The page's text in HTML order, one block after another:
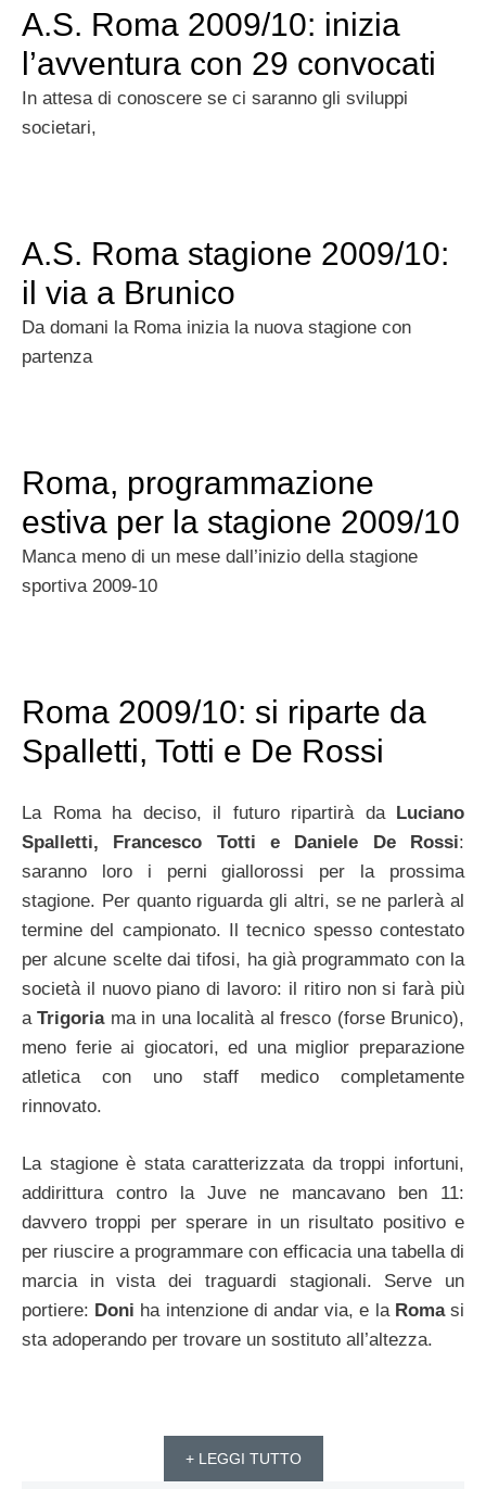
A.S. Roma 2009/10: inizia
l’avventura con 29 convocati
In attesa di conoscere se ci saranno gli sviluppi
societari,
A.S. Roma stagione 2009/10:
il via a Brunico
Da domani la Roma inizia la nuova stagione con
partenza
Roma, programmazione
estiva per la stagione 2009/10
Manca meno di un mese dall’inizio della stagione
sportiva 2009-10
Roma 2009/10: si riparte da
Spalletti, Totti e De Rossi
La Roma ha deciso, il futuro ripartirà da
Luciano
Spalletti, Francesco Totti e Daniele De Rossi:
saranno loro i perni giallorossi per la prossima
stagione. Per quanto riguarda gli altri, se ne parlerà al
termine del campionato. Il tecnico spesso contestato
per alcune scelte dai tifosi, ha già programmato con la
società il nuovo piano di lavoro: il ritiro non si farà più
aTrigoria ma in una località al fresco (forse Brunico),
meno ferie ai giocatori, ed una miglior preparazione
atletica con uno staff medico completamente
rinnovato.
La stagione è stata caratterizzata da troppi infortuni,
addirittura contro la Juve ne mancavano ben 11:
davvero troppi per sperare in un risultato positivo e
per riuscire a programmare con efficacia una tabella di
marcia in vista dei traguardi stagionali. Serve un
portiere: Doni ha intenzione di andar via, e la Romasi
sta adoperando per trovare un sostituto all’altezza.
+ LEGGI TUTTO